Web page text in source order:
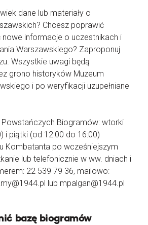
dane lub materiały o
Chcesz poprawić
informacje o uczestnikach i
Warszawskiego? Zaproponuj
Wszystkie uwagi będą
grono historyków Muzeum
i po weryfikacji uzupełniane
Biogramów: wtorki
i piątki (od 12:00 do 16:00)
Kombatanta po wcześniejszym
lub telefonicznie w ww. dniach i
22 539 79 36, mailowo:
lub mpalgan@1944.pl
bazę biogramów